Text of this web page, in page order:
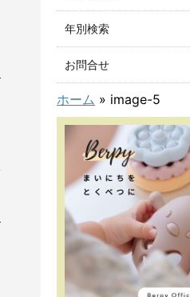
年別検索
お問合せ
ホーム » image-5